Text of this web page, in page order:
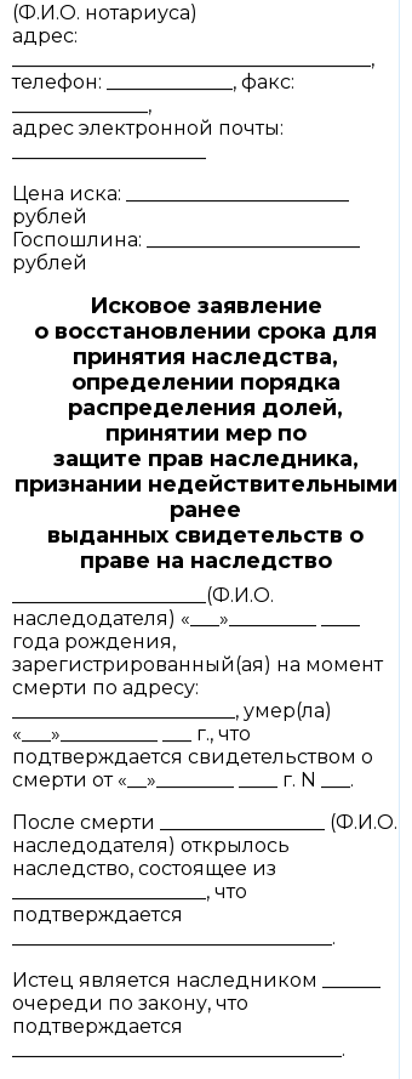
(Ф.И.О. нотариуса)
адрес:
_____________________________________,
телефон: _____________, факс:
______________,
адрес электронной почты:
Цена иска: _______________________
рублей
Госпошлина: ______________________
рублей
Исковое заявление
о восстановлении срока для
принятия наследства,
определении порядка
распределения долей,
принятии мер по
защите прав наследника,
признании недействительными
ранее
выданных свидетельств о
праве на наследство
____________________(Ф.И.О.
наследодателя) «___»_________ ____
года рождения,
зарегистрированный(ая) на момент
смерти по адресу:
_______________________, умер(ла)
«___»__________ ___ г., что
подтверждается свидетельством о
смерти от «__»________ ____ г. N ___.
После смерти _________________ (Ф.И.О.
наследодателя) открылось
наследство, состоящее из
____________________, что
подтверждается
_________________________________.
Истец является наследником ______
очереди по закону, что
подтверждается
__________________________________.